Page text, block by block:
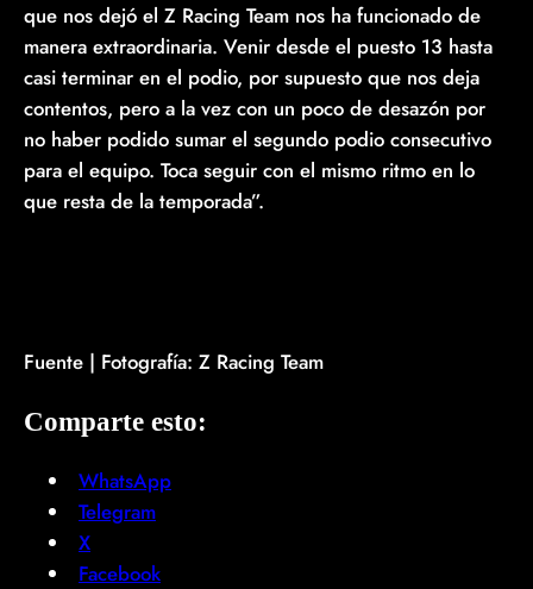
que nos dejó el Z Racing Team nos ha funcionado de
manera extraordinaria. Venir desde el puesto 13 hasta
casi terminar en el podio, por supuesto que nos deja
contentos, pero a la vez con un poco de desazón por
no haber podido sumar el segundo podio consecutivo
para el equipo. Toca seguir con el mismo ritmo en lo
que resta de la temporada”.
Fuente | Fotografía: Z Racing Team
Comparte esto:
WhatsApp
Telegram
X
Facebook